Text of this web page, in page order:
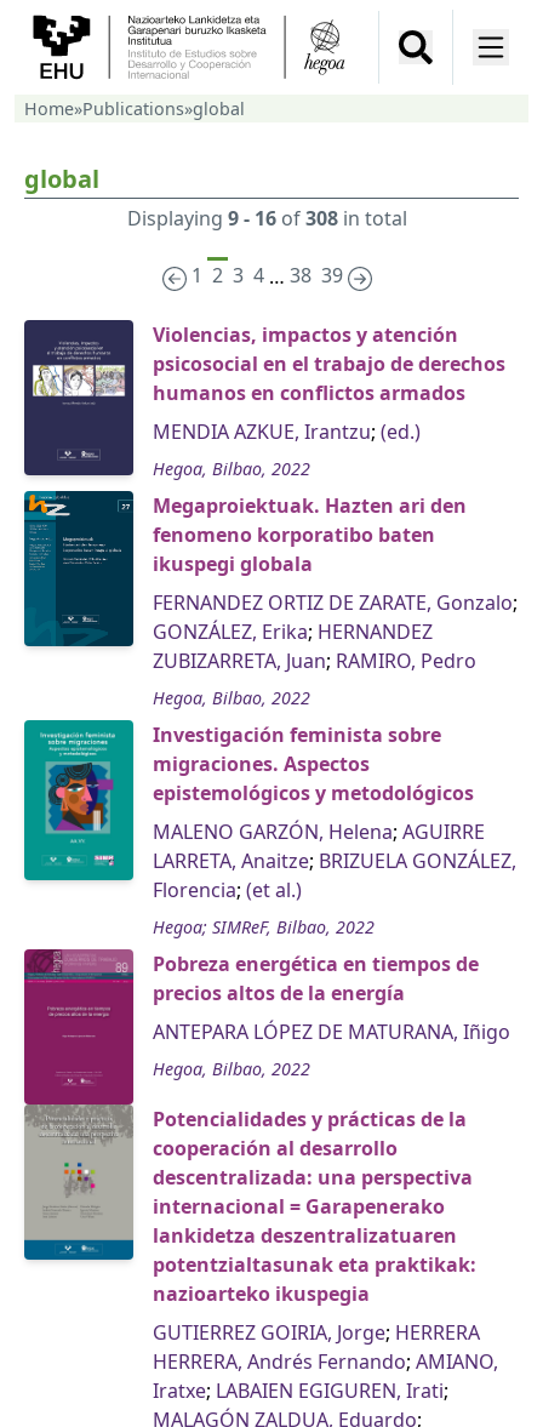
Home»Publications»global
global
Displaying 9 - 16of308in total
1 2 3 4 … 38 39
Violencias, impactos y atención
psicosocial en el trabajo de derechos
humanos en conflictos armados
MENDIA AZKUE, Irantzu; (ed.)
Hegoa, Bilbao, 2022
Megaproiektuak. Hazten ari den
fenomeno korporatibo baten
ikuspegi globala
FERNANDEZ ORTIZ DE ZARATE, Gonzalo;
GONZÁLEZ, Erika; HERNANDEZ
ZUBIZARRETA, Juan; RAMIRO, Pedro
Hegoa, Bilbao, 2022
Investigación feminista sobre
migraciones. Aspectos
epistemológicos y metodológicos
MALENO GARZÓN, Helena; AGUIRRE
LARRETA, Anaitze; BRIZUELA GONZÁLEZ,
Florencia; (et al.)
Hegoa; SIMReF, Bilbao, 2022
Pobreza energética en tiempos de
precios altos de la energía
ANTEPARA LÓPEZ DE MATURANA, Iñigo
Hegoa, Bilbao, 2022
Potencialidades y prácticas de la
cooperación al desarrollo
descentralizada: una perspectiva
internacional = Garapenerako
lankidetza deszentralizatuaren
potentzialtasunak eta praktikak:
nazioarteko ikuspegia
GUTIERREZ GOIRIA, Jorge; HERRERA
HERRERA, Andrés Fernando; AMIANO,
Iratxe; LABAIEN EGIGUREN, Irati;
MALAGÓN ZALDUA, Eduardo;